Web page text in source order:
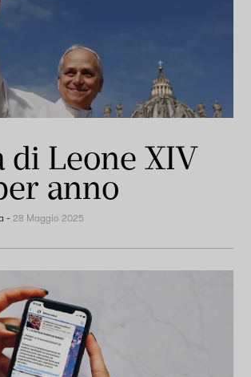
di Leone XIV
anno
-28 Maggio 2025